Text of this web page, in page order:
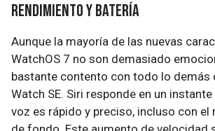
Rendimiento y batería
Aunque la mayoría de las nuevas
WatchOS 7 no son demasiado
bastante contento con todo lo demás
Watch SE. Siri responde en un
voz es rápido y preciso, incluso con el